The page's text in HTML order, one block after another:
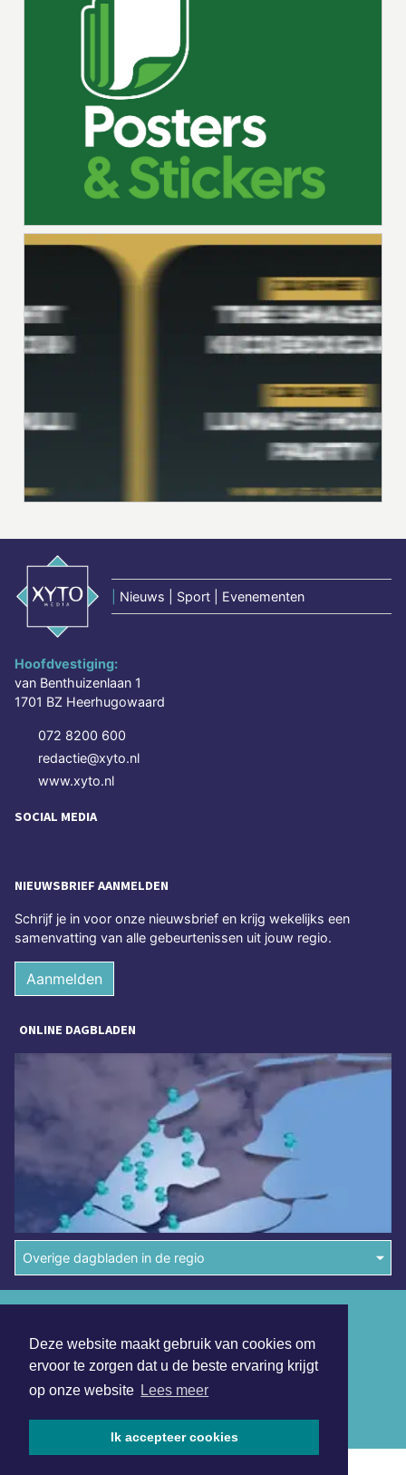
Deze website maakt gebruik van cookies om
ervoor te zorgen dat u de beste ervaring krijgt
op onze website Lees meer
Ik accepteer cookies
Nieuws | Sport | Evenementen
Hoofdvestiging:
van Benthuizenlaan 1
1701 BZ Heerhugowaard
072 8200 600
redactie@xyto.nl
www.xyto.nl
SOCIAL MEDIA
NIEUWSBRIEF AANMELDEN
Schrijf je in voor onze nieuwsbrief en krijg wekelijks een
samenvatting van alle gebeurtenissen uit jouw regio.
Aanmelden
ONLINE DAGBLADEN
Overige dagbladen in de regio
Disclaimer
Privacy Statement